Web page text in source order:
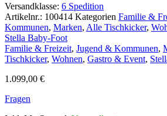
Versandklasse: 6 Spedition
Artikelnr.: 100414 Kategorien Familie &
Kommunen, Marken, Alle Tischkicker,
Stella Baby-Foot
Familie & Freizeit, Jugend & Kommunen,
Tischkicker, Wohnen, Gastro & Event,
1.099,00 €
Fragen